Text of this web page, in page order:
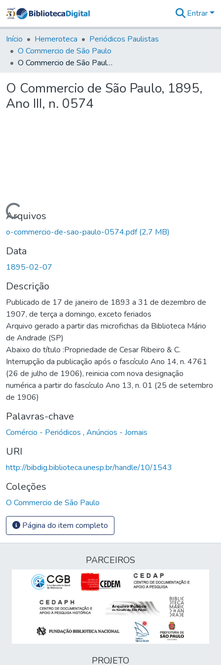
&
Coleções
Tudo na
Biblioteca
Estatísticas
Entrar
Início Hemeroteca
Periódicos Paulistas
O Commercio de São Paulo
O Commercio de São Paulo, 1895, Ano III, n. 0574
O Commercio de São Paulo, 1895,
Ano III, n. 0574
Carregando...
Arquivos
o-commercio-de-sao-paulo-0574.pdf(2,7 MB)
Data
1895-02-07
Descrição
Publicado de 17 de janeiro de 1893 a 31 de dezembro de
1907, de terça a domingo, exceto feriados
Arquivo gerado a partir das microfichas da Biblioteca Mário
de Andrade (SP)
Abaixo do título :Propriedade de Cesar Ribeiro & C.
Interrupção da publicação após o fascículo Ano 14, n. 4761
(26 de julho de 1906), reinicia com nova designação
numérica a partir do fascículo Ano 13, n. 01 (25 de setembro
de 1906)
Palavras-chave
Comércio - Periódicos , Anúncios - Jornais
URI
http://bibdig.biblioteca.unesp.br/handle/10/1543
Coleções
O Commercio de São Paulo
Página do item completo
PARCEIROS
PROJETO